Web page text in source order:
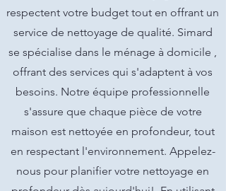
respectent votre budget tout en offrant un
service de nettoyage de qualité. Simard
se spécialise dans le ménage à domicile ,
offrant des services qui s'adaptent à vos
besoins. Notre équipe professionnelle
s'assure que chaque pièce de votre
maison est nettoyée en profondeur, tout
en respectant l'environnement. Appelez-
nous pour planifier votre nettoyage en